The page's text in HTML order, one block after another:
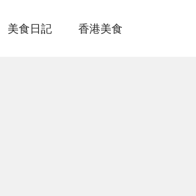
美食日記 香港美食